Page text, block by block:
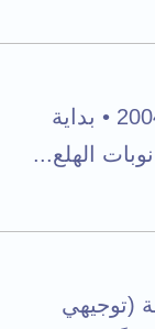
21 سنة (من مواليد 25 أبريل 2004 • بداية
(توجيهي